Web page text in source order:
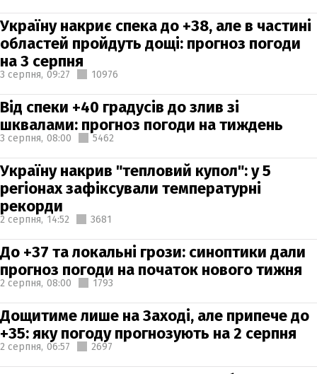
Україну накриє спека до +38, але в частині
областей пройдуть дощі: прогноз погоди
на 3 серпня
3 серпня, 09:27 10976
Від спеки +40 градусів до злив зі
шквалами: прогноз погоди на тиждень
3 серпня, 08:00 5462
Україну накрив "тепловий купол": у 5
регіонах зафіксували температурні
рекорди
2 серпня, 14:52 3681
До +37 та локальні грози: синоптики дали
прогноз погоди на початок нового тижня
2 серпня, 08:00 1793
Дощитиме лише на Заході, але припече до
+35: яку погоду прогнозують на 2 серпня
2 серпня, 06:57 2697